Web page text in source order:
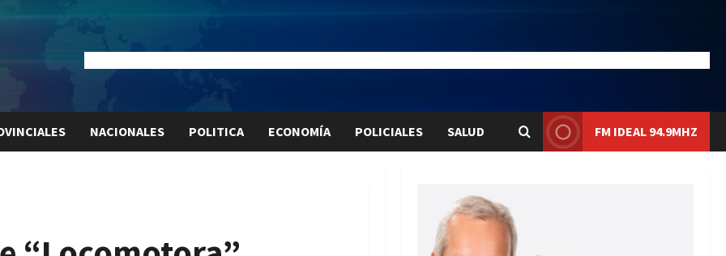
NACIONALES POLITICA ECONOMÍA POLICIALES SALUD FM IDEAL 94.9MHZ